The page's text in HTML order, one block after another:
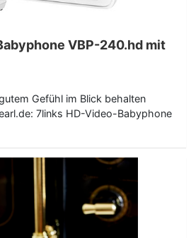
VBP-240.hd mit
Gefühl im Blick behalten
7links HD-Video-Babyphone